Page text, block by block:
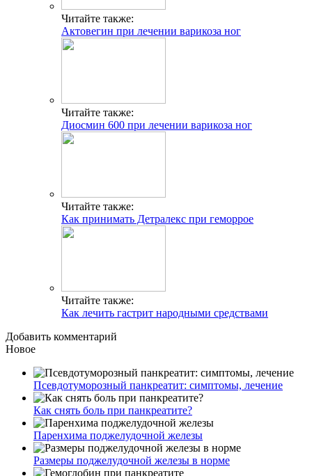
Читайте также:
Актовегин при лечении варикоза ног
Читайте также:
Диосмин 600 при лечении варикоза ног
Читайте также:
Как принимать Детралекс при геморрое
Читайте также:
Как лечить гастрит народными средствами
Добавить комментарий
Новое
Псевдотуморозный панкреатит: симптомы, лечение
Как снять боль при панкреатите?
Паренхима поджелудочной железы
Размеры поджелудочной железы в норме